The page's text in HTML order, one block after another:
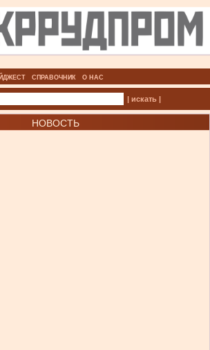
СПРАВОЧНИК О НАС
| искать |
НОВОСТЬ